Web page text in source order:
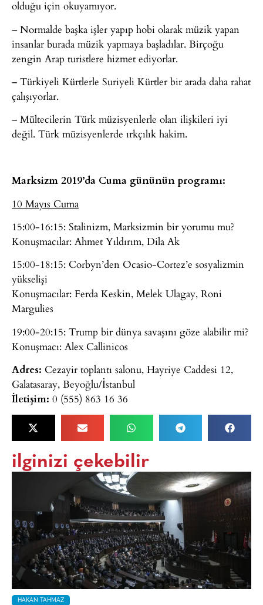
olduğu için okuyamıyor.
– Normalde başka işler yapıp hobi olarak müzik yapan
insanlar burada müzik yapmaya başladılar. Birçoğu
zengin Arap turistlere hizmet ediyorlar.
– Türkiyeli Kürtlerle Suriyeli Kürtler bir arada daha rahat
çalışıyorlar.
– Mültecilerin Türk müzisyenlerle olan ilişkileri iyi
değil. Türk müzisyenlerde ırkçılık hakim.
Marksizm 2019’da Cuma gününün programı:
10 Mayıs Cuma
15:00-16:15: Stalinizm, Marksizmin bir yorumu mu?
Konuşmacılar: Ahmet Yıldırım, Dila Ak
15:00-18:15: Corbyn’den Ocasio-Cortez’e sosyalizmin
yükselişi
Konuşmacılar: Ferda Keskin, Melek Ulagay, Roni
Margulies
19:00-20:15: Trump bir dünya savaşını göze alabilir mi?
Konuşmacı: Alex Callinicos
Adres: Cezayir toplantı salonu, Hayriye Caddesi 12,
Galatasaray, Beyoğlu/İstanbul
İletişim: 0 (555) 863 16 36
ilginizi çekebilir
HAKAN TAHMAZ